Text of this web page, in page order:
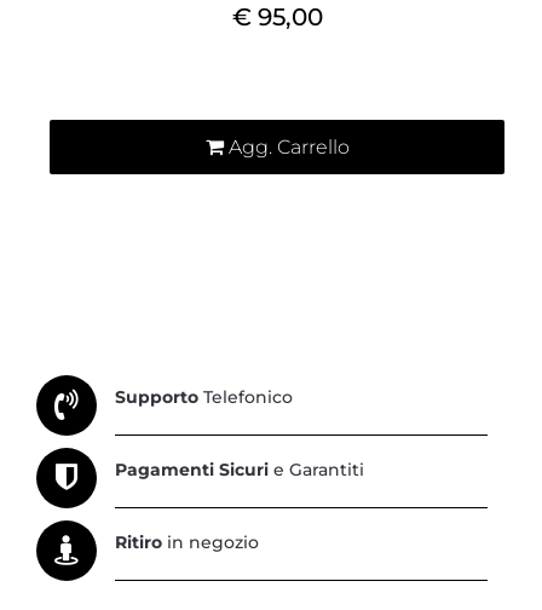
€ 95,00
Agg. Carrello
Supporto Telefonico
Pagamenti Sicuri e Garantiti
Ritiro in negozio